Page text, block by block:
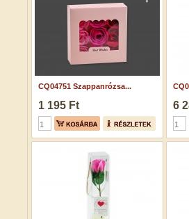
CQ04751 Szappanrózsa...
1 195 Ft 6